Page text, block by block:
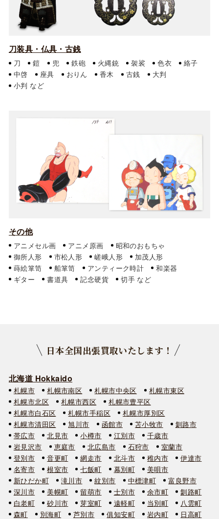
刀装具・仏具・古銭
刀 鎧 兜 鉄砲 火縄銃 袈裟 色衣
絡子
中啓
座具 おりん 香木 古銭
大判
小判
その他
アニメセル画 アニメ原画
昭和のおもちゃ
御所人形
市松人形 嵯峨人形
加茂人形
蒔絵箪笥
船箪笥 アンティーク時計
和楽器
ギター
書道具 記念硬貨 切手
日本全国出張買取いたします！
北海道 Hokkaido
札幌市 札幌市南区 札幌市中央区
札幌市東区
札幌市北区
札幌市西区
札幌市豊平区
札幌市白石区
札幌市手稲区
札幌市厚別区
札幌市清田区
旭川市 函館市 苫小牧市
釧路市
帯広市
北見市 小樽市 江別市
千歳市
岩見沢市
恵庭市 北広島市 石狩市
室蘭市
登別市
音更町 網走市 北斗市 稚内市
伊達市
名寄市
根室市 七飯町 幕別町
美唄市
新ひだか町
滝川市 紋別市 中標津町
富良野市
深川市
美幌町 留萌市 士別市 余市町
釧路町
白老町
砂川市 芽室町 遠軽町 当別町
八雲町
森町
別海町 芦別市 俱知安町 岩内町 日高町